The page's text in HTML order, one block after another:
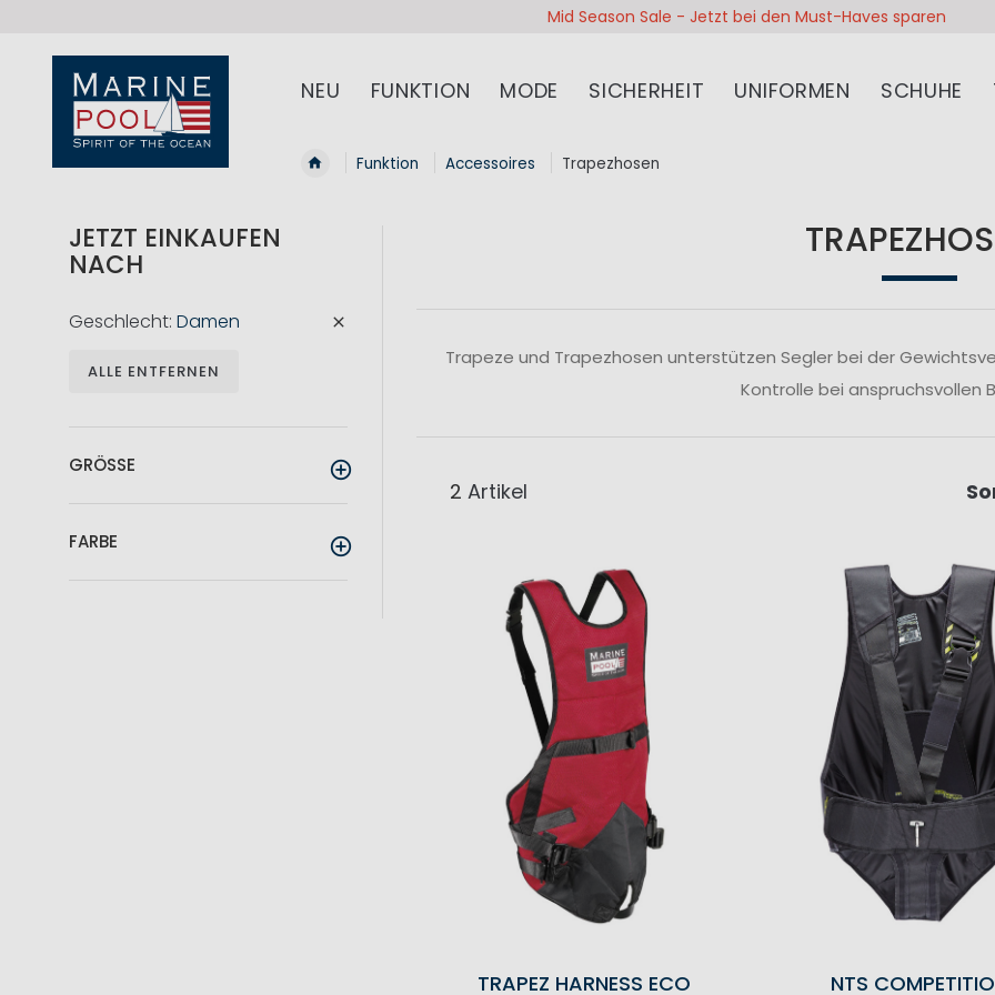
Mid Season Sale - Jetzt bei den Must-Haves sparen
NEU FUNKTION MODE SICHERHEIT UNIFORMEN SCHUHE
Funktion Accessoires Trapezhosen
Trapeze und Trapezhosen unterstützen Segler bei der
Kontrolle bei anspruchsvollen
2 Artikel
TRAPEZ HARNESS ECO NTS
JETZT EINKAUFEN
NACH
Geschlecht Damen
ALLE ENTFERNEN
GRÖSSE
FARBE